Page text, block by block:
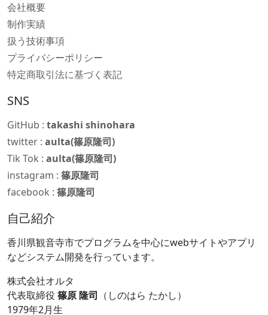
会社概要
制作実績
扱う技術事項
プライバシーポリシー
特定商取引法に基づく表記
SNS
GitHub : takashi shinohara
twitter : aulta(篠原隆司)
Tik Tok : aulta(篠原隆司)
instagram : 篠原隆司
facebook : 篠原隆司
自己紹介
香川県観音寺市でプログラムを中心にwebサイトやアプリ
などシステム開発を行っています。
株式会社オルタ
代表取締役 篠原 隆司 （しのはら たかし）
1979年2月生